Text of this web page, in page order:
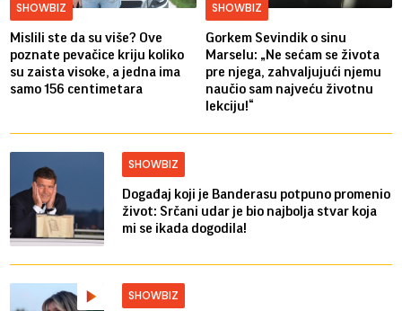
SHOWBIZ
Mislili ste da su više? Ove
poznate pevačice kriju koliko
su zaista visoke, a jedna ima
samo 156 centimetara
SHOWBIZ
Gorkem Sevindik o sinu
Marselu: „Ne sećam se života
pre njega, zahvaljujući njemu
naučio sam najveću životnu
lekciju!“
SHOWBIZ
Događaj koji je Banderasu potpuno promenio
život: Srčani udar je bio najbolja stvar koja
mi se ikada dogodila!
SHOWBIZ